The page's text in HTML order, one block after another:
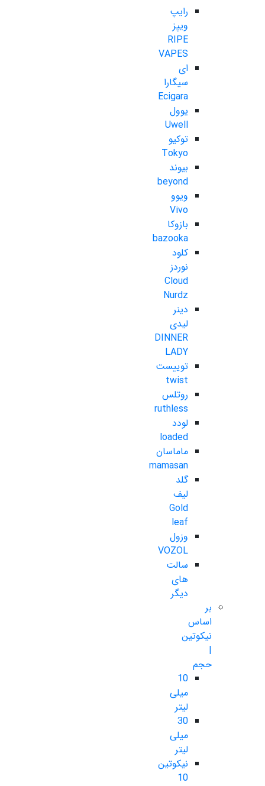
رایپ
ویپز
RIPE
VAPES
ای
سیگارا
Ecigara
یوول
Uwell
توکیو
Tokyo
بیوند
beyond
ویوو
Vivo
بازوکا
bazooka
کلود
نوردز
Cloud
Nurdz
دینر
لیدی
DINNER
LADY
توییست
twist
روتلس
ruthless
لودد
loaded
ماماسان
mamasan
گلد
لیف
Gold
leaf
وزول
VOZOL
سالت
های
دیگر
بر
اساس
نیکوتین
|
حجم
10
میلی
لیتر
30
میلی
لیتر
نیکوتین
10